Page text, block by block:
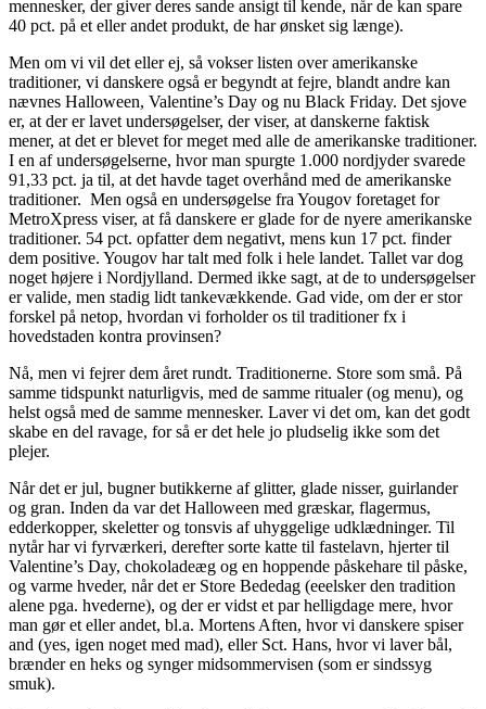
mennesker, der giver deres sande ansigt til kende, når de kan spare
40 pct. på et eller andet produkt, de har ønsket sig længe).
Men om vi vil det eller ej, så vokser listen over amerikanske
traditioner, vi danskere også er begyndt at fejre, blandt andre kan
nævnes Halloween, Valentine’s Day og nu Black Friday. Det sjove
er, at der er lavet undersøgelser, der viser, at danskerne faktisk
mener, at det er blevet for meget med alle de amerikanske traditioner.
I en af undersøgelserne, hvor man spurgte 1.000 nordjyder svarede
91,33 pct. ja til, at det havde taget overhånd med de amerikanske
traditioner. Men også en undersøgelse fra Yougov foretaget for
MetroXpress viser, at få danskere er glade for de nyere amerikanske
traditioner. 54 pct. opfatter dem negativt, mens kun 17 pct. finder
dem positive. Yougov har talt med folk i hele landet. Tallet var dog
noget højere i Nordjylland. Dermed ikke sagt, at de to undersøgelser
er valide, men stadig lidt tankevækkende. Gad vide, om der er stor
forskel på netop, hvordan vi forholder os til traditioner fx i
hovedstaden kontra provinsen?
Nå, men vi fejrer dem året rundt. Traditionerne. Store som små. På
samme tidspunkt naturligvis, med de samme ritualer (og menu), og
helst også med de samme mennesker. Laver vi det om, kan det godt
skabe en del ravage, for så er det hele jo pludselig ikke som det
plejer.
Når det er jul, bugner butikkerne af glitter, glade nisser, guirlander
og gran. Inden da var det Halloween med græskar, flagermus,
edderkopper, skeletter og tonsvis af uhyggelige udklædninger. Til
nytår har vi fyrværkeri, derefter sorte katte til fastelavn, hjerter til
Valentine’s Day, chokoladeæg og en hoppende påskehare til påske,
og varme hveder, når det er Store Bededag (eeelsker den tradition
alene pga. hvederne), og der er vidst et par helligdage mere, hvor
man gør et eller andet, bl.a. Mortens Aften, hvor vi danskere spiser
and (yes, igen noget med mad), eller Sct. Hans, hvor vi laver bål,
brænder en heks og synger midsommervisen (som er sindssyg
smuk).